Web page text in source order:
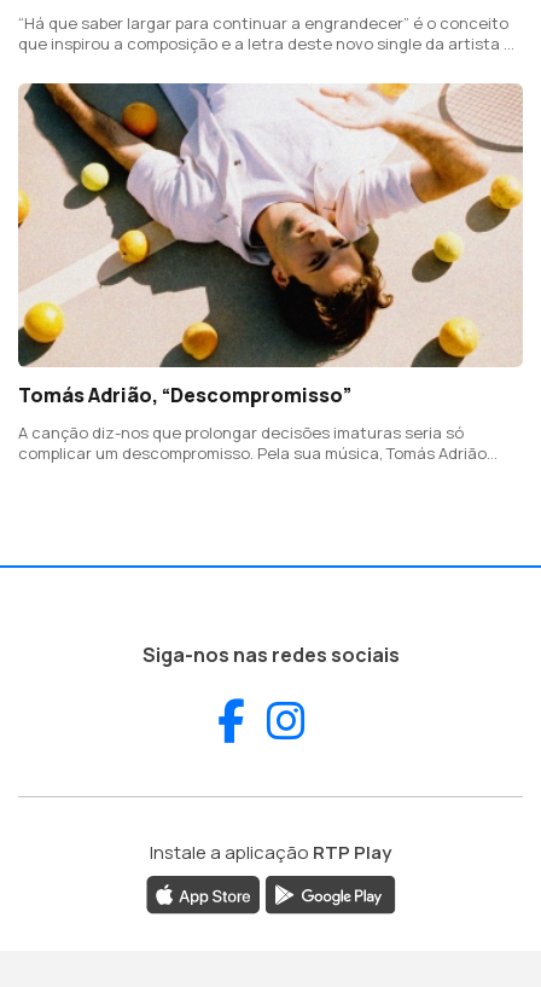
“Há que saber largar para continuar a engrandecer” é o conceito
que inspirou a composição e a letra deste novo single da artista de
Tomás Adrião, “Descompromisso”
A canção diz-nos que prolongar decisões imaturas seria só
complicar um descompromisso. Pela sua música, Tomás Adrião
Siga-nos nas redes sociais
Facebook
Instale a aplicação RTP Play